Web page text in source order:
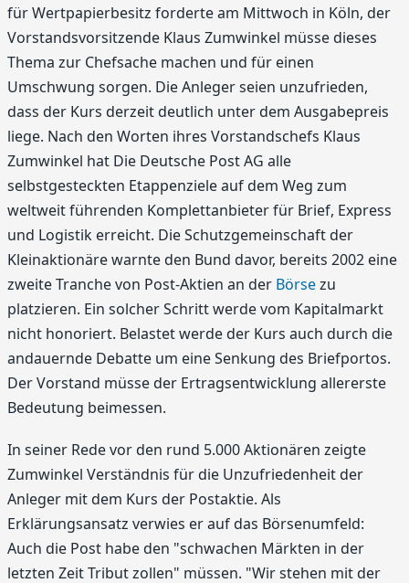
für Wertpapierbesitz forderte am Mittwoch in Köln, der
Vorstandsvorsitzende Klaus Zumwinkel müsse dieses
Thema zur Chefsache machen und für einen
Umschwung sorgen. Die Anleger seien unzufrieden,
dass der Kurs derzeit deutlich unter dem Ausgabepreis
liege. Nach den Worten ihres Vorstandschefs Klaus
Zumwinkel hat Die Deutsche Post AG alle
selbstgesteckten Etappenziele auf dem Weg zum
weltweit führenden Komplettanbieter für Brief, Express
und Logistik erreicht. Die Schutzgemeinschaft der
Kleinaktionäre warnte den Bund davor, bereits 2002 eine
zweite Tranche von Post-Aktien an der Börsezu
platzieren. Ein solcher Schritt werde vom Kapitalmarkt
nicht honoriert. Belastet werde der Kurs auch durch die
andauernde Debatte um eine Senkung des Briefportos.
Der Vorstand müsse der Ertragsentwicklung allererste
Bedeutung beimessen.
In seiner Rede vor den rund 5.000 Aktionären zeigte
Zumwinkel Verständnis für die Unzufriedenheit der
Anleger mit dem Kurs der Postaktie. Als
Erklärungsansatz verwies er auf das Börsenumfeld:
Auch die Post habe den "schwachen Märkten in der
letzten Zeit Tribut zollen" müssen. "Wir stehen mit der